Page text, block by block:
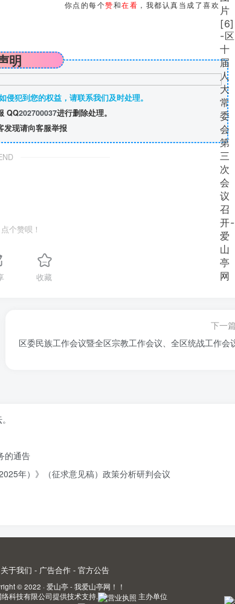
你点的每个赞和在看 ，我都认真当成了喜欢
明
犯到您的权益，请联系我们及时处理。
QQ202700037进行删除处理。
发现请向客服举报
个赞呗！
收藏
下一
区委民族工作会议暨全区宗教工作会议、全区统战工作会
的通告
年）》（征求意见稿）政策分析研判会议
关于我们 - 广告合作 - 官方公告
© 2022 · 爱山亭 - 我爱山亭网！！
科技有限公司提供技术支持.
主办单位